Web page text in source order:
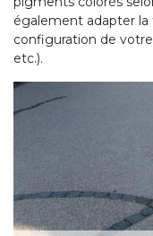
également adapter la
configuration de
etc.).